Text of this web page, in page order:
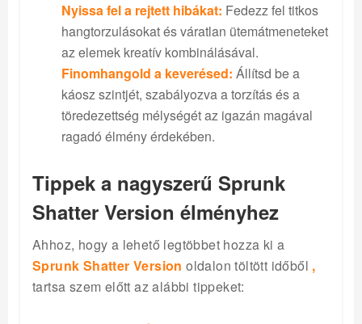
Nyissa fel a rejtett hibákat: Fedezz fel titkos
hangtorzulásokat és váratlan ütemátmeneteket
az elemek kreatív kombinálásával.
Finomhangold a keverésed: Állítsd be a
káosz szintjét, szabályozva a torzítás és a
töredezettség mélységét az igazán magával
ragadó élmény érdekében.
Tippek a nagyszerű Sprunk
Shatter Version élményhez
Ahhoz, hogy a lehető legtöbbet hozza ki a
Sprunk Shatter Version oldalon töltött időből ,
tartsa szem előtt az alábbi tippeket: